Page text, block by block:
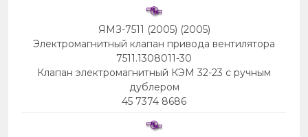
ЯМЗ-7511 (2005) (2005)
Электромагнитный клапан привода вентилятора
7511.1308011-30
Клапан электромагнитный КЭМ 32-23 с ручным
дублером
45 7374 8686